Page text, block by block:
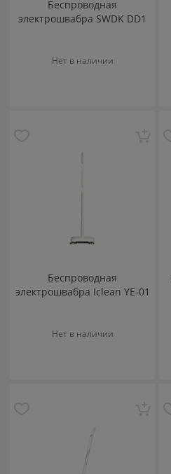
Беспроводная
электрошвабра SWDK DD1
Нет в наличии
Беспроводная
электрошвабра Iclean YE-01
Нет в наличии